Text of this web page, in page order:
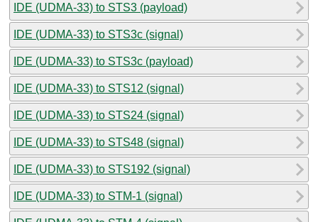
IDE (UDMA-33) to STS3 (payload)
IDE (UDMA-33) to STS3c (signal)
IDE (UDMA-33) to STS3c (payload)
IDE (UDMA-33) to STS12 (signal)
IDE (UDMA-33) to STS24 (signal)
IDE (UDMA-33) to STS48 (signal)
IDE (UDMA-33) to STS192 (signal)
IDE (UDMA-33) to STM-1 (signal)